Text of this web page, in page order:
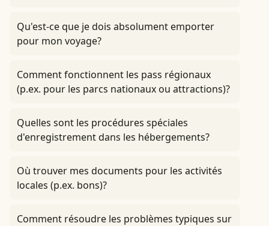
Qu'est-ce que je dois absolument emporter
pour mon voyage?
Comment fonctionnent les pass régionaux
(p.ex. pour les parcs nationaux ou attractions)?
Quelles sont les procédures spéciales
d'enregistrement dans les hébergements?
Où trouver mes documents pour les activités
locales (p.ex. bons)?
Comment résoudre les problèmes typiques sur